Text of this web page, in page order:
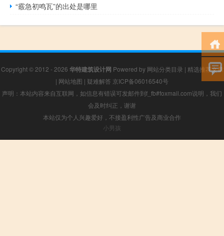
“霰急初鸣瓦”的出处是哪里
Copyright © 2012 - 2026 华特建筑设计网 Powered by 网站分类目录 | 精选推荐文章
| 网站地图 | 疑难解答 京ICP备06016540号
声明：本站内容来自互联网，如信息有错误可发邮件到f_fb#foxmail.com说明，我们
会及时纠正，谢谢
本站仅为个人兴趣爱好，不接盈利性广告及商业合作
小男孩